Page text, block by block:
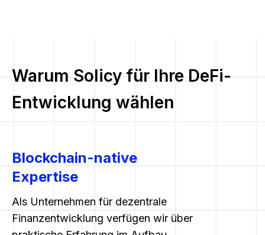
Warum Solicy für Ihre DeFi-
Entwicklung wählen
Blockchain-native
Expertise
Als Unternehmen für dezentrale
Finanzentwicklung verfügen wir über